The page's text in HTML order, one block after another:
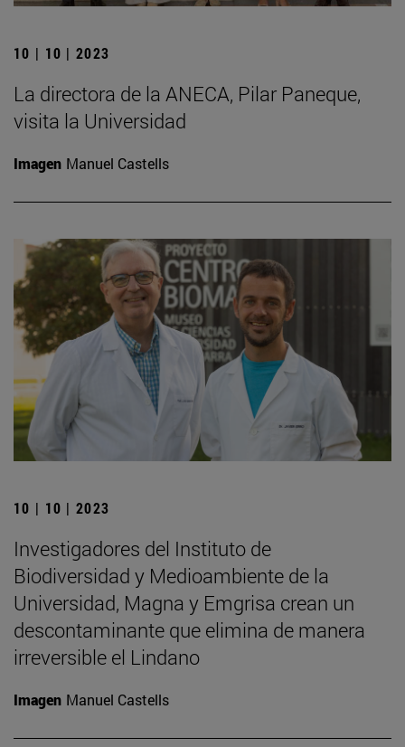
10 | 10 | 2023
La directora de la ANECA, Pilar Paneque,
visita la Universidad
Imagen Manuel Castells
10 | 10 | 2023
Investigadores del Instituto de
Biodiversidad y Medioambiente de la
Universidad, Magna y Emgrisa crean un
descontaminante que elimina de manera
irreversible el Lindano
Imagen Manuel Castells